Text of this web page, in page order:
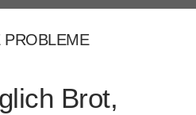
PROBLEME
Brot,